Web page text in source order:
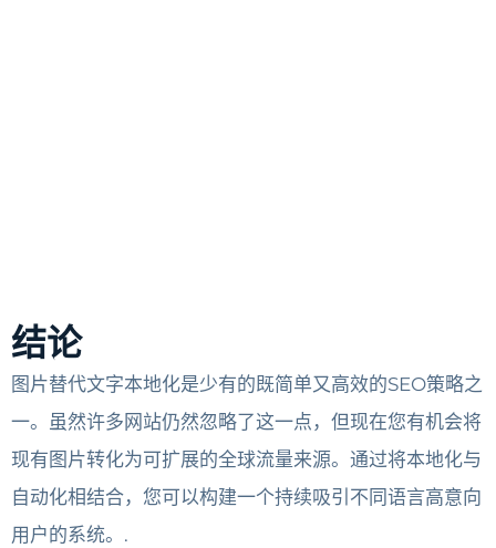
结论
图片替代文字本地化是少有的既简单又高效的SEO策略之
一。虽然许多网站仍然忽略了这一点，但现在您有机会将
现有图片转化为可扩展的全球流量来源。通过将本地化与
自动化相结合，您可以构建一个持续吸引不同语言高意向
用户的系统。.